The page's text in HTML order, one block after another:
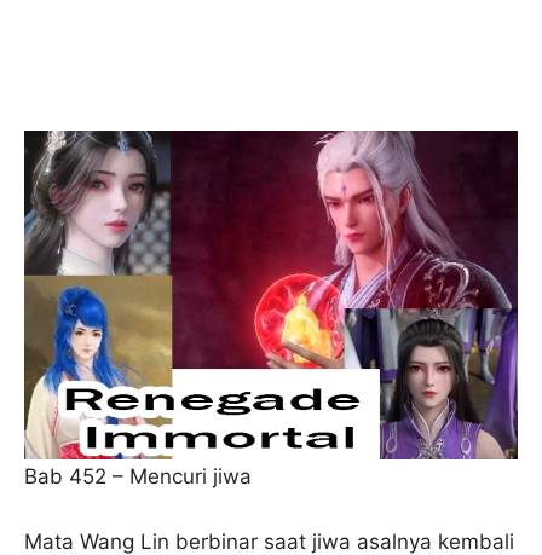
Bab 452 – Mencuri jiwa
Mata Wang Lin berbinar saat jiwa asalnya kembali